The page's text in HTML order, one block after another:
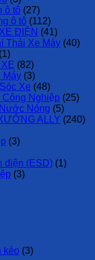
ô tô (27)
ô tô (112)
ĐIỆN (41)
Thải Xe Máy (40)
(1)
(82)
Máy (3)
Xe (48)
Công Nghiệp (25)
Nóng (5)
ALLY (240)
(3)
điện (ESD) (1)
(3)
kéo (3)